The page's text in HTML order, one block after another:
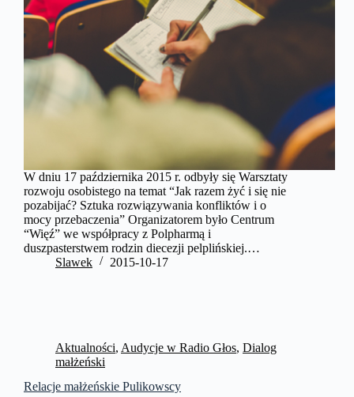
W dniu 17 października 2015 r. odbyły się Warsztaty
rozwoju osobistego na temat “Jak razem żyć i się nie
pozabijać? Sztuka rozwiązywania konfliktów i o
mocy przebaczenia” Organizatorem było Centrum
“Więź” we współpracy z Polpharmą i
duszpasterstwem rodzin diecezji pelplińskiej.…
Slawek
2015-10-17
Aktualności, Audycje w Radio Głos, Dialog
małżeński
Relacje małżeńskie Pulikowscy